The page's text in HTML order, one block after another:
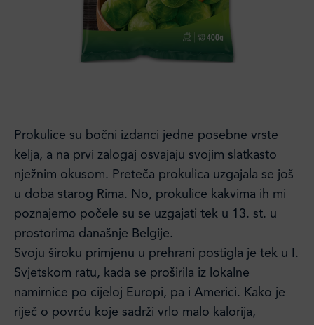
Prokulice su bočni izdanci jedne posebne vrste
kelja, a na prvi zalogaj osvajaju svojim slatkasto
nježnim okusom. Preteča prokulica uzgajala se još
u doba starog Rima. No, prokulice kakvima ih mi
poznajemo počele su se uzgajati tek u 13. st. u
prostorima današnje Belgije.
Svoju široku primjenu u prehrani postigla je tek u I.
Svjetskom ratu, kada se proširila iz lokalne
namirnice po cijeloj Europi, pa i Americi. Kako je
riječ o povrću koje sadrži vrlo malo kalorija,